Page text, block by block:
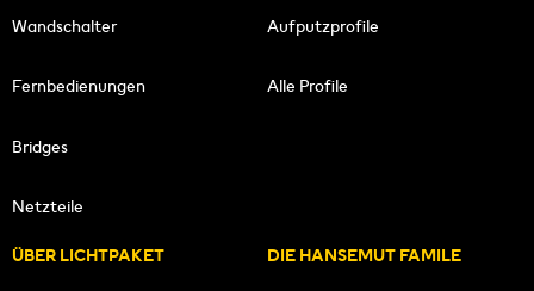
Wandschalter
Fernbedienungen
Bridges
Netzteile
Aufputzprofile
Alle Profile
ÜBER LICHTPAKET DIE HANSEMUT FAMILE